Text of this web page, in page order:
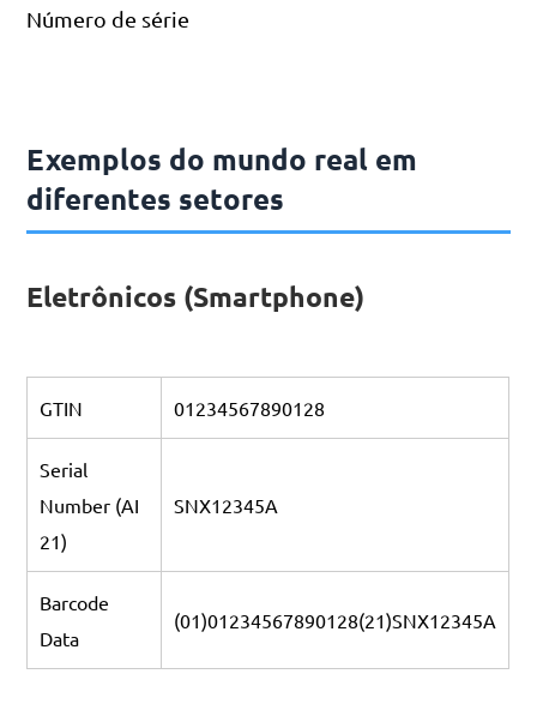
Número de série
Exemplos do mundo real em
diferentes setores
Eletrônicos (Smartphone)
GTIN 01234567890128
Serial
Number (AI
21)
SNX12345A
Barcode
Data
(01)01234567890128(21)SNX12345A